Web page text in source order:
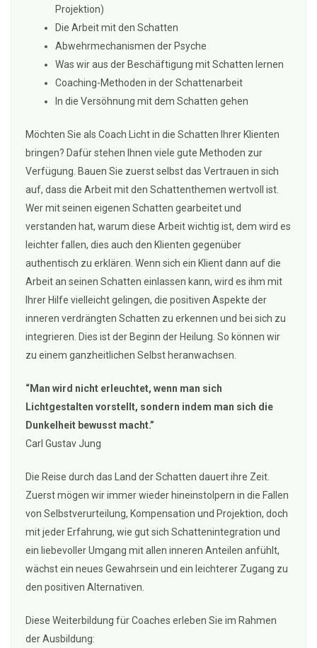
Projektion)
Die Arbeit mit den Schatten
Abwehrmechanismen der Psyche
Was wir aus der Beschäftigung mit Schatten lernen
Coaching-Methoden in der Schattenarbeit
In die Versöhnung mit dem Schatten gehen
Möchten Sie als Coach Licht in die Schatten Ihrer Klienten
bringen? Dafür stehen Ihnen viele gute Methoden zur
Verfügung. Bauen Sie zuerst selbst das Vertrauen in sich
auf, dass die Arbeit mit den Schattenthemen wertvoll ist.
Wer mit seinen eigenen Schatten gearbeitet und
verstanden hat, warum diese Arbeit wichtig ist, dem wird es
leichter fallen, dies auch den Klienten gegenüber
authentisch zu erklären. Wenn sich ein Klient dann auf die
Arbeit an seinen Schatten einlassen kann, wird es ihm mit
Ihrer Hilfe vielleicht gelingen, die positiven Aspekte der
inneren verdrängten Schatten zu erkennen und bei sich zu
integrieren. Dies ist der Beginn der Heilung. So können wir
zu einem ganzheitlichen Selbst heranwachsen.
“Man wird nicht erleuchtet, wenn man sich
Lichtgestalten vorstellt, sondern indem man sich die
Dunkelheit bewusst macht.”
Carl Gustav Jung
Die Reise durch das Land der Schatten dauert ihre Zeit.
Zuerst mögen wir immer wieder hineinstolpern in die Fallen
von Selbstverurteilung, Kompensation und Projektion, doch
mit jeder Erfahrung, wie gut sich Schattenintegration und
ein liebevoller Umgang mit allen inneren Anteilen anfühlt,
wächst ein neues Gewahrsein und ein leichterer Zugang zu
den positiven Alternativen.
Diese Weiterbildung für Coaches erleben Sie im Rahmen
der Ausbildung: